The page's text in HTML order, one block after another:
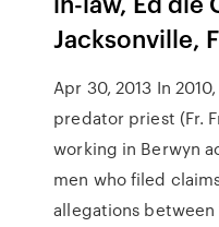
Jacksonville,
Apr 30, 2013 In
predator priest (Fr.
working in Berwyn
men who filed
allegations between